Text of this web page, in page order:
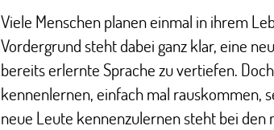
Viele Menschen planen einmal in ihrem
Vordergrund steht dabei ganz klar, eine
bereits erlernte Sprache zu vertiefen.
kennenlernen, einfach mal rauskommen,
neue Leute kennenzulernen steht bei den